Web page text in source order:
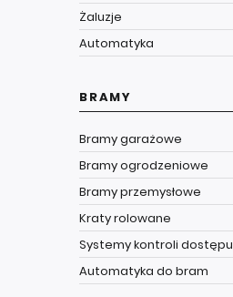
Żaluzje
Automatyka
BRAMY
Bramy garażowe
Bramy ogrodzeniowe
Bramy przemysłowe
Kraty rolowane
Systemy kontroli dostępu
Automatyka do bram